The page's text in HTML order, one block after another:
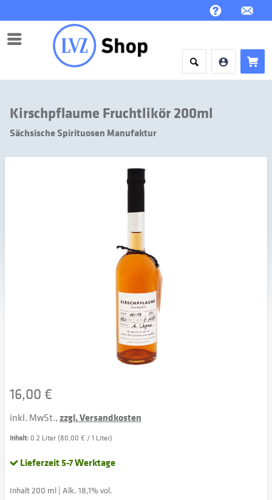
Menü
Kirschpflaume Fruchtlikör 200ml
Sächsische Spirituosen Manufaktur
16,00 €
inkl. MwSt.,zzgl. Versandkosten
Inhalt: 0.2 Liter (80,00 € / 1 Liter)
Lieferzeit 5-7 Werktage
Inhalt 200 ml | Alk. 18,1% vol.